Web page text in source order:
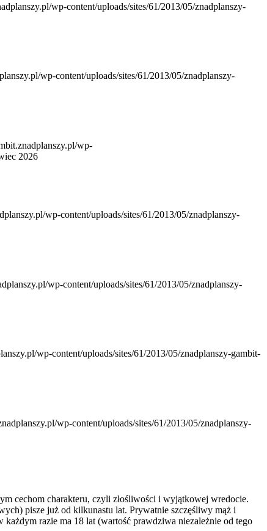
wp-content/uploads/sites/61/2013/05/znadplanszy-
wp-content/uploads/sites/61/2013/05/znadplanszy-
wp-
2026
wp-content/uploads/sites/61/2013/05/znadplanszy-
wp-content/uploads/sites/61/2013/05/znadplanszy-
wp-content/uploads/sites/61/2013/05/znadplanszy-gambit-
wp-content/uploads/sites/61/2013/05/znadplanszy-
cechom charakteru, czyli złośliwości i wyjątkowej wredocie.
pisze już od kilkunastu lat. Prywatnie szczęśliwy mąż i
razie ma 18 lat (wartość prawdziwa niezależnie od tego